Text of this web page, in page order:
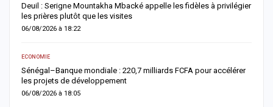
Deuil : Serigne Mountakha Mbacké appelle les fidèles à privilégier
les prières plutôt que les visites
06/08/2026 à 18:22
ECONOMIE
Sénégal–Banque mondiale : 220,7 milliards FCFA pour accélérer
les projets de développement
06/08/2026 à 18:05